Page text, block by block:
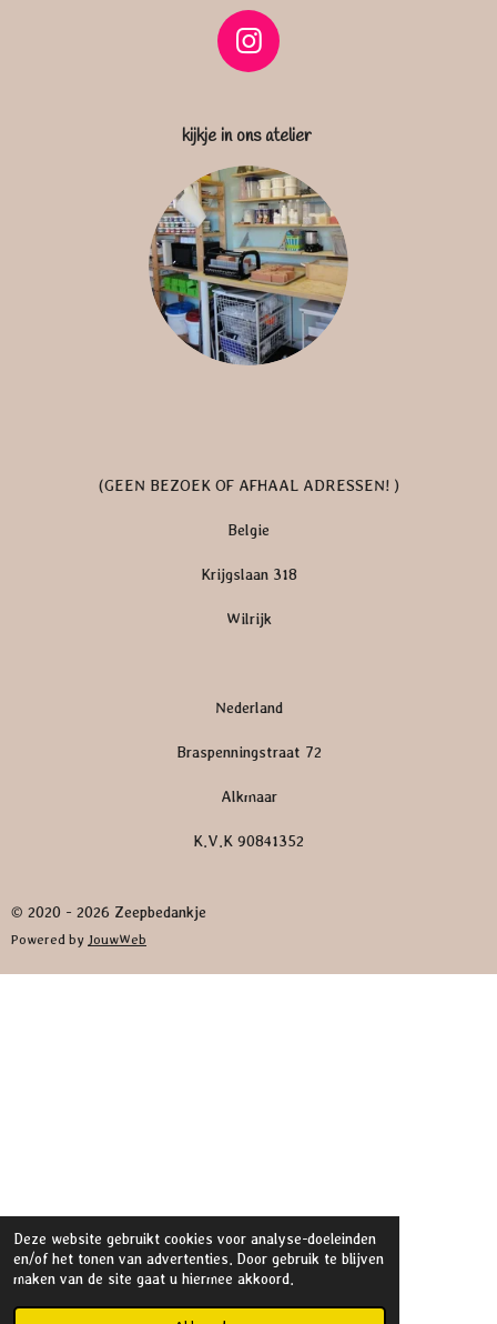
Deze website gebruikt cookies voor analyse-doeleinden
en/of het tonen van advertenties. Door gebruik te blijven
maken van de site gaat u hiermee akkoord.
I
t
a
g
r
a
m
kijkje in ons atelier
(GEEN BEZOEK OF AFHAAL ADRESSEN! )
Belgie
Krijgslaan 318
Wilrijk
Nederland
Braspenningstraat 72
Alkmaar
K.V.K 90841352
© 2020 - 2026 Zeepbedankje
Powered by JouwWeb